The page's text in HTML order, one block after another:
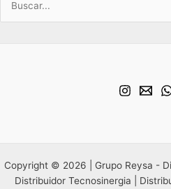
Buscar
por:
Copyright © 2026 | Grupo Reysa -
Distribuidor Tecnosinergia |